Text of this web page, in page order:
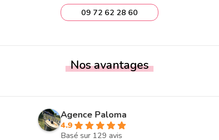
09 72 62 28 60
Nos avantages
Agence Paloma
4.9
Basé sur 129 avis